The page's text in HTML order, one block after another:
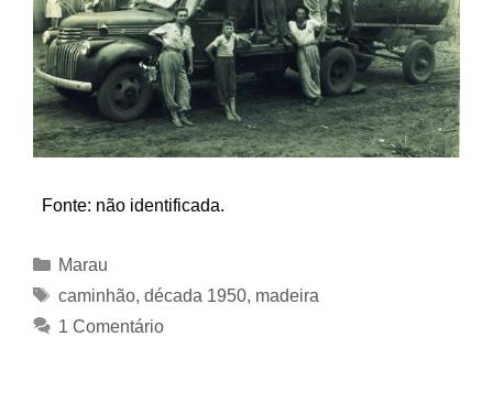
Fonte: não identificada.
Categorias
Marau
Tags
caminhão, década 1950, madeira
1 Comentário